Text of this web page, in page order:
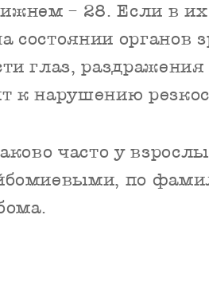
– 28. Если в их
состоянии органов
глаз,
к нарушению
часто у
по